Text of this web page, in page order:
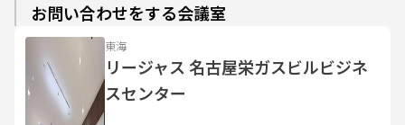
お問い合わせをする会議室
東海
リージャス 名古屋栄ガスビルビジネ
スセンター